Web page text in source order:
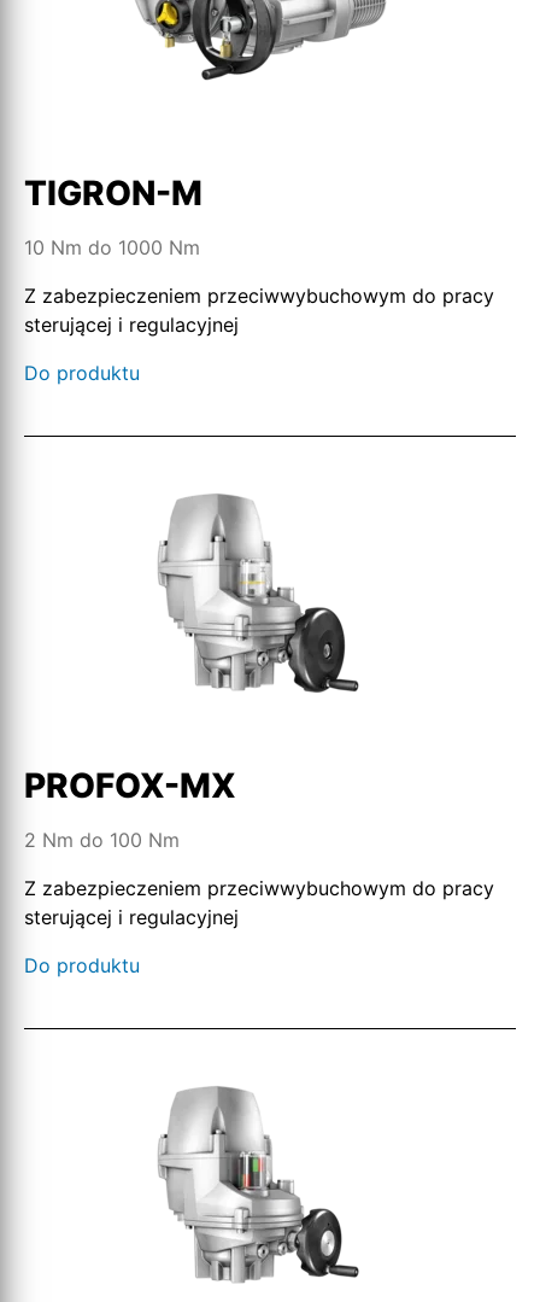
TIGRON-M
10 Nm do 1000 Nm
Z zabezpieczeniem przeciwwybuchowym do pracy
sterującej i regulacyjnej
Do produktu
PROFOX-MX
2 Nm do 100 Nm
Z zabezpieczeniem przeciwwybuchowym do pracy
sterującej i regulacyjnej
Do produktu